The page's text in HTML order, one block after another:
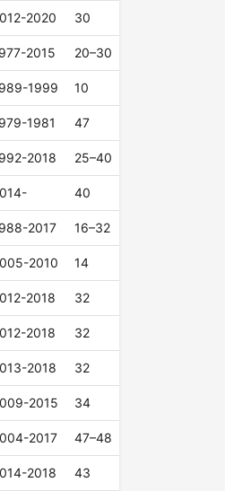
2020 30
2015 20–30
1999 10
1981 47
2018 25–40
40
2017 16–32
2010 14
2018 32
2018 32
2018 32
2015 34
2017 47–48
2018 43